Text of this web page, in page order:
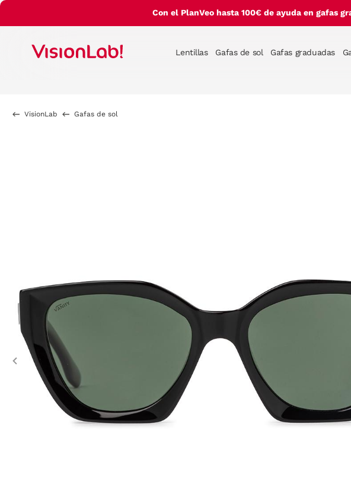
Con el PlanVeo hasta 100€ de ayuda en gafas
Lentillas Gafas de sol Gafas graduadas
VisionLab Gafas de sol
Previous